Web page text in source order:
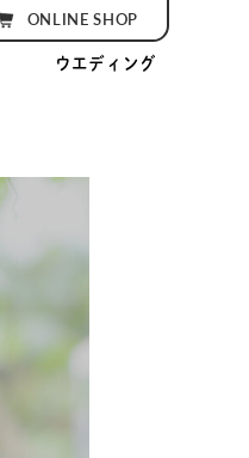
ウエディング
ONLINE SHOP